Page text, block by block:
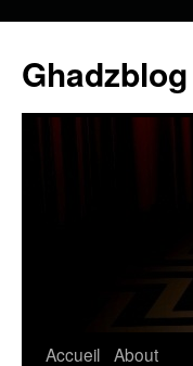
Ghadzblog
Aller
Accueil About